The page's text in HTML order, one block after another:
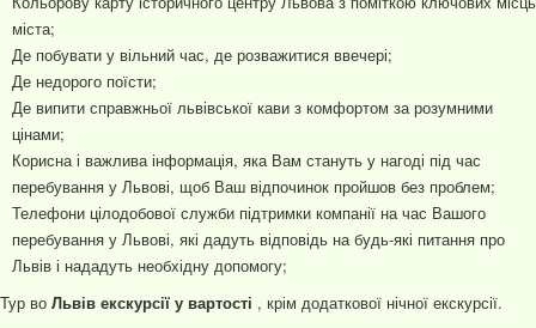
міста;
Де побувати у вільний час, де розважитися ввечері;
Де недорого поїсти;
Де випити справжньої львівської кави з комфортом за розумними
цінами;
Корисна і важлива інформація, яка Вам стануть у нагоді під час
перебування у Львові, щоб Ваш відпочинок пройшов без проблем;
Телефони цілодобової служби підтримки компанії на час Вашого
перебування у Львові, які дадуть відповідь на будь-які питання про
Львів і нададуть необхідну допомогу;
Тур во Львів екскурсії у вартості , крім додаткової нічної екскурсії.